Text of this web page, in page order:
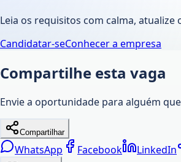
Leia os requisitos com calma,
Candidatar-seConhecer a empresa
Compartilhe esta vaga
Envie a oportunidade para alguém
Compartilhar
WhatsApp Facebook LinkedIn